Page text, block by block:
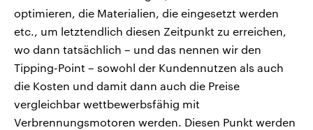
optimieren, die Materialien, die eingesetzt werden
etc., um letztendlich diesen Zeitpunkt zu erreichen,
wo dann tatsächlich – und das nennen wir den
Tipping-Point – sowohl der Kundennutzen als auch
die Kosten und damit dann auch die Preise
vergleichbar wettbewerbsfähig mit
Verbrennungsmotoren werden. Diesen Punkt werden